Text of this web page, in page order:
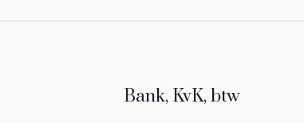
Bank, KvK, btw